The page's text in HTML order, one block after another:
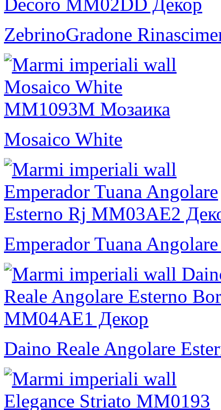
ZebrinoGradone
Mosaico White
Emperador Tuana
Daino Reale Angolare